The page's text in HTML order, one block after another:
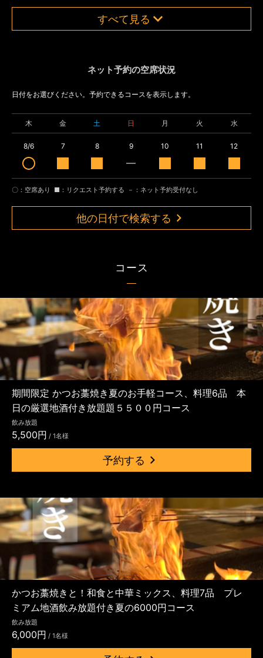
すべて見る
ネット予約の空席状況
日付をお選びください。予約できるコースを表示します。
木 金 土 日 月 火 水
8/6 7 8 9 10 11 12
〇：空席あり ■：リクエスト予約する －：ネット予約受付なし
他の日付で検索する
コース
期間限定 かつお藁焼き夏のお手軽コース、料理6品 本
日の厳選地酒付き放題題５５００円コース
飲み放題
5,500円 / 1名様
予約する
かつお藁焼きと！和食と中華ミックス、料理7品 プレ
ミアム地酒飲み放題付き夏の6000円コース
飲み放題
6,000円 / 1名様